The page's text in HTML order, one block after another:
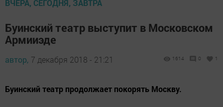
ВЧЕРА, СЕГОДНЯ, ЗАВТРА
Буинский театр выступит в Московском
Армииэде
автор, 7 декабря 2018 - 21:21 1614 0 1
Буинский театр продолжает покорять Москву.